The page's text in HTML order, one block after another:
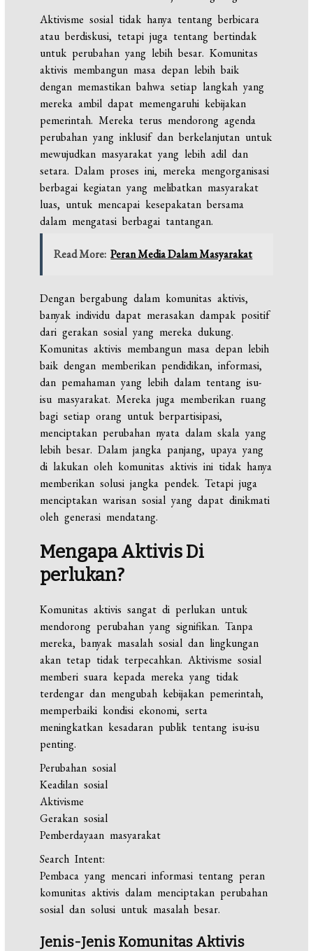
Aktivisme sosial tidak hanya tentang berbicara
atau berdiskusi, tetapi juga tentang bertindak
untuk perubahan yang lebih besar. Komunitas
aktivis membangun masa depan lebih baik
dengan memastikan bahwa setiap langkah yang
mereka ambil dapat memengaruhi kebijakan
pemerintah. Mereka terus mendorong agenda
perubahan yang inklusif dan berkelanjutan untuk
mewujudkan masyarakat yang lebih adil dan
setara. Dalam proses ini, mereka mengorganisasi
berbagai kegiatan yang melibatkan masyarakat
luas, untuk mencapai kesepakatan bersama
dalam mengatasi berbagai tantangan.
Read More: Peran Media Dalam Masyarakat
Dengan bergabung dalam komunitas aktivis,
banyak individu dapat merasakan dampak positif
dari gerakan sosial yang mereka dukung.
Komunitas aktivis membangun masa depan lebih
baik dengan memberikan pendidikan, informasi,
dan pemahaman yang lebih dalam tentang isu-
isu masyarakat. Mereka juga memberikan ruang
bagi setiap orang untuk berpartisipasi,
menciptakan perubahan nyata dalam skala yang
lebih besar. Dalam jangka panjang, upaya yang
di lakukan oleh komunitas aktivis ini tidak hanya
memberikan solusi jangka pendek. Tetapi juga
menciptakan warisan sosial yang dapat dinikmati
oleh generasi mendatang.
Mengapa Aktivis Di
perlukan?
Komunitas aktivis sangat di perlukan untuk
mendorong perubahan yang signifikan. Tanpa
mereka, banyak masalah sosial dan lingkungan
akan tetap tidak terpecahkan. Aktivisme sosial
memberi suara kepada mereka yang tidak
terdengar dan mengubah kebijakan pemerintah,
memperbaiki kondisi ekonomi, serta
meningkatkan kesadaran publik tentang isu-isu
penting.
Perubahan sosial
Keadilan sosial
Aktivisme
Gerakan sosial
Pemberdayaan masyarakat
Search Intent:
Pembaca yang mencari informasi tentang peran
komunitas aktivis dalam menciptakan perubahan
sosial dan solusi untuk masalah besar.
Jenis-Jenis Komunitas Aktivis